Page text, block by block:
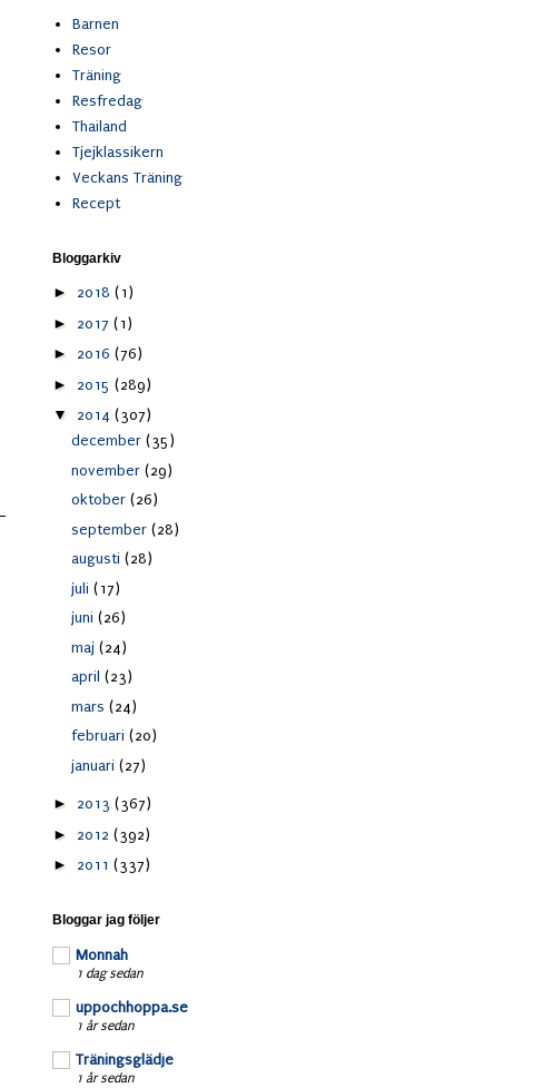
Barnen
Resor
Träning
Resfredag
Thailand
Tjejklassikern
Veckans Träning
Recept
Bloggarkiv
► 2018 (1)
► 2017 (1)
► 2016 (76)
► 2015 (289)
▼ 2014 (307)
december (35)
november (29)
oktober (26)
september (28)
augusti (28)
juli (17)
juni (26)
maj (24)
april (23)
mars (24)
februari (20)
januari (27)
► 2013 (367)
► 2012 (392)
► 2011 (337)
Bloggar jag följer
Monnah
1 dag sedan
uppochhoppa.se
1 år sedan
Träningsglädje
1 år sedan